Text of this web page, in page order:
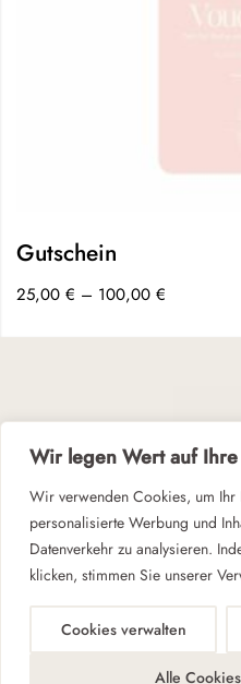
Wir legen Wert auf
Wir verwenden Cookies, um Ihr
personalisierte Werbung und
Datenverkehr zu analysieren.
klicken, stimmen Sie unserer
Cookies verwalten
Alle
Gutschein
25,00 € – 100,00 €
Zeit für Ruhe
© 2026